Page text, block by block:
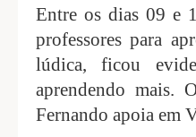
Entre os dias 09 e
professores para
lúdica, ficou
aprendendo mais.
Fernando apoia em